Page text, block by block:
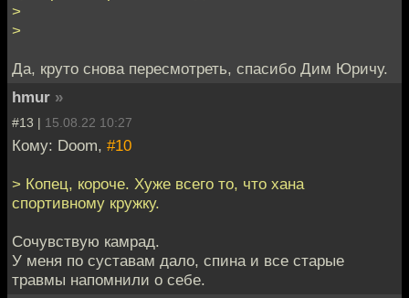
>
>
Да, круто снова пересмотреть, спасибо Дим Юричу.
hmur »
#13 | 15.08.22 10:27
Кому: Doom, #10
> Копец, короче. Хуже всего то, что хана
спортивному кружку.
Сочувствую камрад.
У меня по суставам дало, спина и все старые
травмы напомнили о себе.